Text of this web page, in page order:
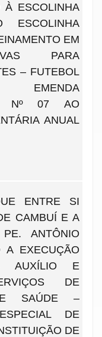
À ESCOLINHA
EM
PARA
– FUTEBOL
Nº 07 AO
ANUAL
ENTRE SI
CAMBUÍ E A
ANTÔNIO
A EXECUÇÃO
AUXÍLIO E
DE
E SAÚDE –
DE
DE